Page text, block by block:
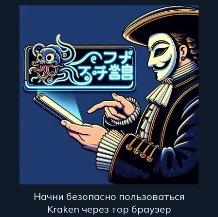
Начни безопасно пользоваться
Kraken через тор браузер